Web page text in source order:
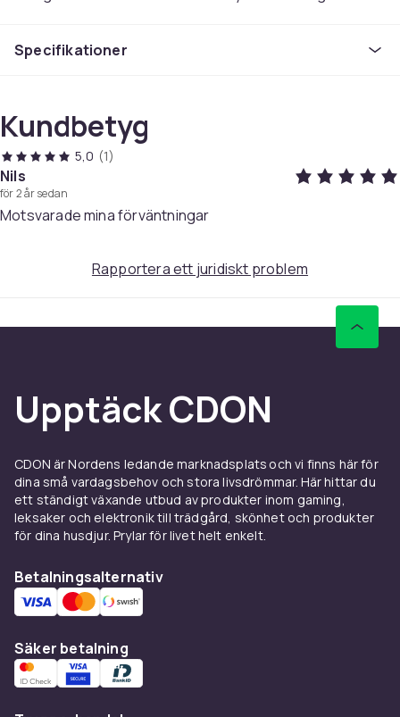
plats med allt från vandringsutrustning till skolmaterial.
och MOLLE-systemet möjliggör extra tillbehör och
anpassning efter behov.
Ryggsäckens vattentåliga material och förstärkta
design skyddar innehållet mot regn och slitage, vilket
gör den perfekt för både natur och stadsmiljöer. Den
komfort under längre användning. Oavsett om du ska ut
Material: Nylon, polyester 600D
Storlek: 44 x 28 x 16 cm
Färg
Black
Vikt, gram
Artikel.nr.
2e5c3b2b-021a-4321-9cd4-696d13af5953
Produktsäkerhetsinformation
Specifikationer
Kundbetyg
5,0 (1)
Nils
för 2 år sedan
Motsvarade mina förväntningar
Rapportera ett juridiskt problem
Upptäck CDON
CDON är Nordens ledande marknadsplats och vi finns här för
dina små vardagsbehov och stora livsdrömmar. Här hittar du
ett ständigt växande utbud av produkter inom gaming,
leksaker och elektronik till trädgård, skönhet och produkter
för dina husdjur. Prylar för livet helt enkelt.
Betalningsalternativ
Säker betalning